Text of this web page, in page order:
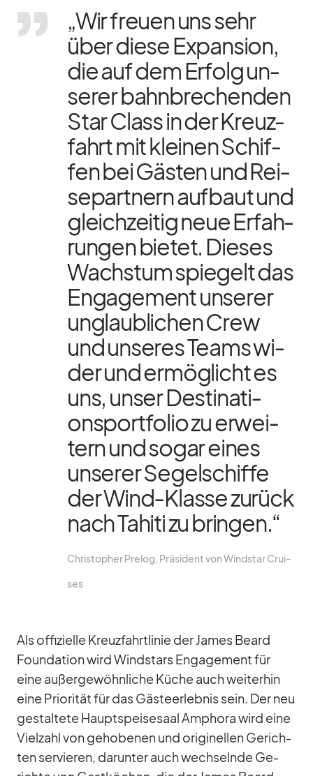
„Wir freuen uns sehr
über diese Ex­pan­sion,
die auf dem Er­folg un­
se­rer bahn­bre­chen­den
Star Class in der Kreuz­
fahrt mit klei­nen Schif­
fen bei Gäs­ten und Rei­
se­part­nern auf­baut und
gleich­zei­tig neue Er­fah­
run­gen bie­tet. Die­ses
Wachs­tum spie­gelt das
En­ga­ge­ment un­se­rer
un­glaub­li­chen Crew
und un­se­res Teams wi­
der und er­mög­licht es
uns, un­ser De­sti­na­ti­
ons­port­fo­lio zu er­wei­
tern und so­gar ei­nes
un­se­rer Se­gel­schiffe
der Wind-Klasse zu­rück
nach Ta­hiti zu brin­gen.“
Chris­to­pher Pre­log, Prä­si­dent von Wind­star Crui­
ses
Als of­fi­zi­elle Kreuz­fahrt­li­nie der Ja­mes Be­ard
Foun­da­tion wird Wind­stars En­ga­ge­ment für
eine au­ßer­ge­wöhn­li­che Kü­che auch wei­ter­hin
eine Prio­ri­tät für das Gäs­te­er­leb­nis sein. Der neu
ge­stal­tete Haupt­spei­se­saal Am­phora wird eine
Viel­zahl von ge­ho­be­nen und ori­gi­nel­len Ge­rich­
ten ser­vie­ren, dar­un­ter auch wech­selnde Ge­